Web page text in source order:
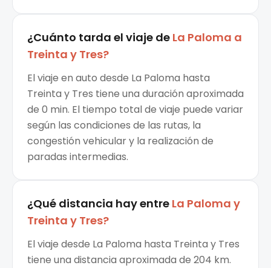
¿Cuánto tarda el viaje de La Paloma a
Treinta y Tres?
El viaje en auto desde La Paloma hasta
Treinta y Tres tiene una duración aproximada
de 0 min. El tiempo total de viaje puede variar
según las condiciones de las rutas, la
congestión vehicular y la realización de
paradas intermedias.
¿Qué distancia hay entre La Paloma y
Treinta y Tres?
El viaje desde La Paloma hasta Treinta y Tres
tiene una distancia aproximada de 204 km.